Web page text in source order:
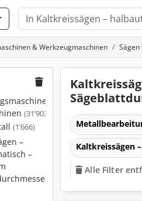
& Werkzeugmaschinen
(31’903)
(1’666)
–
–
Kaltkreissägen
Alle Filter